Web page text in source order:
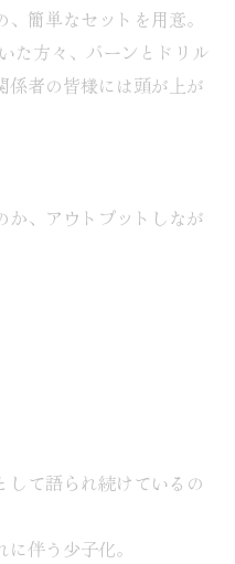
簡単なセットを用意。
た方々、バーンとドリル
係者の皆様には頭が上が
か、アウトプットしなが
して語られ続けているの
伴う少子化。